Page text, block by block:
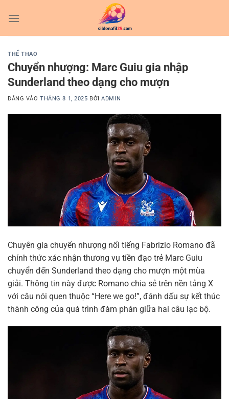
qua
THỂ THAO
Chuyển nhượng: Marc Guiu gia nhập
Sunderland theo dạng cho mượn
ĐĂNG VÀOTHÁNG 8 1, 2025 BỞIADMIN
Chuyên gia chuyển nhượng nổi tiếng Fabrizio Romano đã
chính thức xác nhận thương vụ tiền đạo trẻ Marc Guiu
chuyển đến Sunderland theo dạng cho mượn một mùa
giải. Thông tin này được Romano chia sẻ trên nền tảng X
với câu nói quen thuộc “Here we go!”, đánh dấu sự kết thúc
thành công của quá trình đàm phán giữa hai câu lạc bộ.